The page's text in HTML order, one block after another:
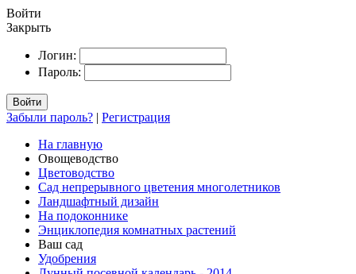
Войти
Закрыть
Логин:
Пароль:
Войти
Забыли пароль? | Регистрация
На главную
Овощеводство
Цветоводство
Сад непрерывного цветения многолетников
Ландшафтный дизайн
На подоконнике
Энциклопедия комнатных растений
Ваш сад
Удобрения